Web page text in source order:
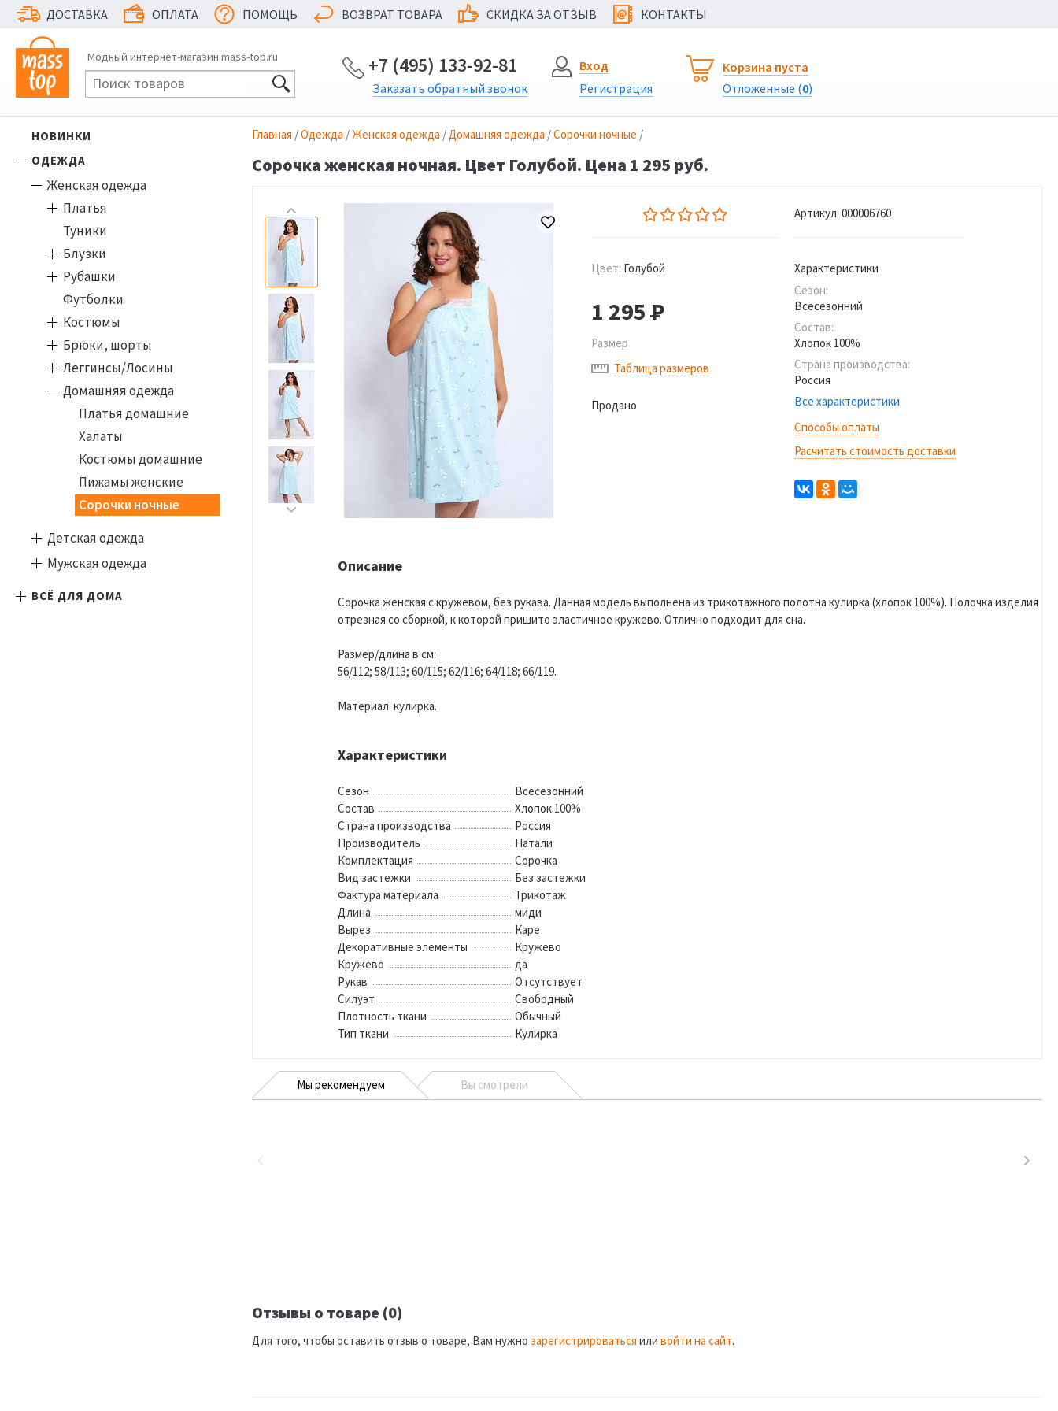
ДОСТАВКА ОПЛАТА ПОМОЩЬ ВОЗВРАТ ТОВАРА СКИДКА ЗА ОТЗЫВ @ КОНТАКТЫ
Модный интернет-магазин mass-top.ru +7 (495) 133-92-81
Заказать обратный звонок
Вход
Регистрация
Корзина пуста
Отложенные (0)
НОВИНКИ
ОДЕЖДА
Женская одежда
Платья
Туники
Блузки
Рубашки
Футболки
Костюмы
Брюки, шорты
Леггинсы/Лосины
Домашняя одежда
Платья домашние
Халаты
Костюмы домашние
Пижамы женские
Сорочки ночные
Детская одежда
Мужская одежда
ВСЁ ДЛЯ ДОМА
Главная /Одежда /Женская одежда /Домашняя одежда /Сорочки ночные /
Сорочка женская ночная. Цвет Голубой. Цена 1 295 руб.
Цвет: Голубой
1 295Р
Размер
Таблица размеров
Продано
Артикул: 000006760
Характеристики
Сезон:
Всесезонний
Состав:
Хлопок 100%
Страна производства:
Россия
Все характеристики
Способы оплаты
Расчитать стоимость доставки
Описание
Сорочка женская с кружевом, без рукава. Данная модель выполнена из трикотажного полотна кулирка (хлопок 100%). Полочка изделия
отрезная со сборкой, к которой пришито эластичное кружево. Отлично подходит для сна.
Размер/длина в см:
56/112; 58/113; 60/115; 62/116; 64/118; 66/119.
Материал: кулирка.
Характеристики
Сезон
Всесезонний
Состав
Хлопок 100%
Страна производства
Россия
Производитель
Натали
Комплектация
Сорочка
Вид застежки
Без застежки
Фактура материала
Трикотаж
Длина
миди
Вырез
Каре
Декоративные элементы
Кружево
Кружево
да
Рукав
Отсутствует
Силуэт
Свободный
Плотность ткани
Обычный
Тип ткани
Кулирка
Мы рекомендуем Вы смотрели
Отзывы о товаре (0)
Для того, чтобы оставить отзыв о товаре, Вам нужно зарегистрироваться или войти на сайт.